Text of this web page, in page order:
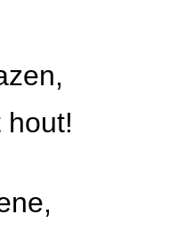
hout!